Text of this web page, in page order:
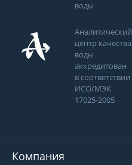
воды
Аналитический
центр качества
воды
аккредитован
в соответствии
ИСО/МЭК
17025-2005
Компания